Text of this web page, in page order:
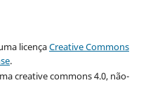
licençaCreative Commons
.
creative commons 4.0, não-